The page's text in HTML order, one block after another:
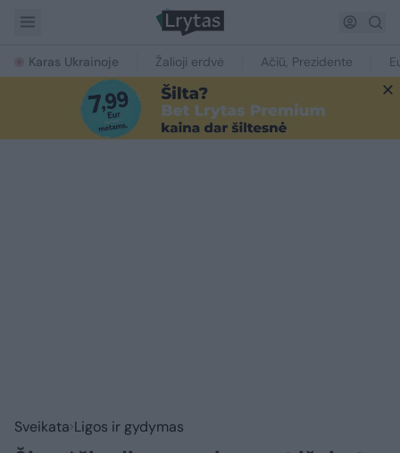
Karas Ukrainoje Žalioji erdvė Ačiū, Prezidente
Sveikata Ligos ir gydymas